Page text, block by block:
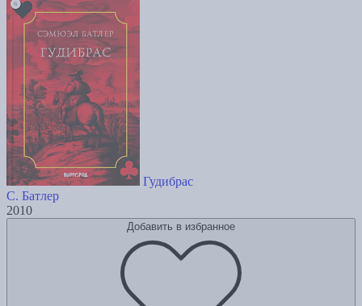
Гудибрас
С. Батлер
2010
Добавить в избранное